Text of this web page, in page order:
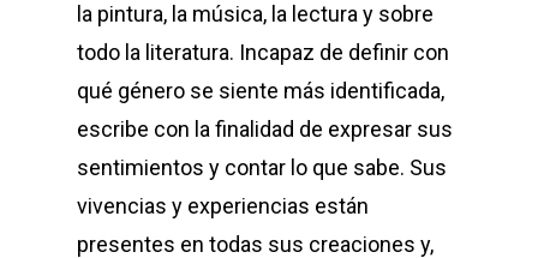
la pintura, la música, la lectura y sobre
todo la literatura. Incapaz de definir con
qué género se siente más identificada,
escribe con la finalidad de expresar sus
sentimientos y contar lo que sabe. Sus
vivencias y experiencias están
presentes en todas sus creaciones y,